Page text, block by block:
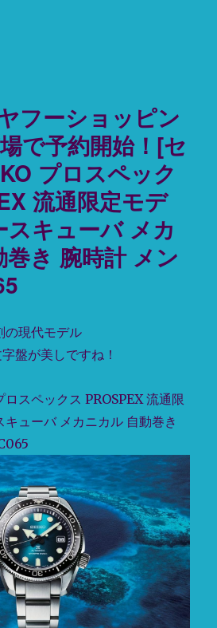
フーショッピン
で予約開始！[セ
プロスペック
流通限定モデ
キューバ メカ
き 腕時計 メン
の現代モデル
盤が美しですね！
スペックス PROSPEX 流通限
ューバ メカニカル 自動巻き